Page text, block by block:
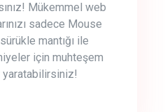
Mükemmel web
sadece Mouse
mantığı ile
için muhteşem
yaratabilirsiniz!